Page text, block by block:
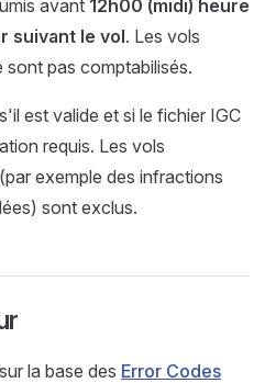
avant 12h00 (midi) heure
suivant le vol. Les vols
sont pas comptabilisés.
est valide et si le fichier IGC
requis. Les vols
exemple des infractions
sont exclus.
la base des Error Codes